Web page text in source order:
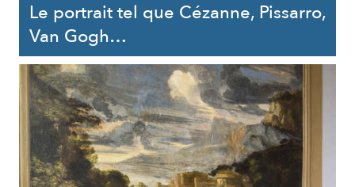
Le portrait tel que Cézanne, Pissarro,
Van Gogh…